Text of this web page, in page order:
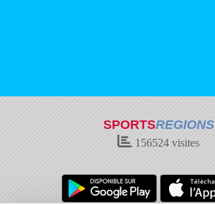
SPORTSREGIONS
156524 visites